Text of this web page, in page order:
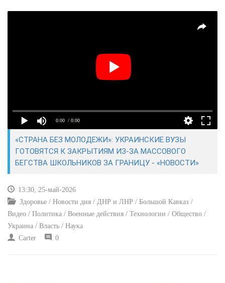
ПРОИСШЕСТВИЯ
0:00 / 0:00
«СТРАНА БЕЗ МОЛОДЕЖИ»: УКРАИНСКИЕ ВУЗЫ
ГОТОВЯТСЯ К ЗАКРЫТИЯМ ИЗ-ЗА МАССОВОГО
БЕГСТВА ШКОЛЬНИКОВ ЗА ГРАНИЦУ - «НОВОСТИ»
13:30, 25-май-2026
Здоровье / Новости дня / ДНР и ЛНР / Большой Кавказ /
Видео / Политика / Военные действия / Технологии / Общество /
Украина / Власть / Наука
Carter
0